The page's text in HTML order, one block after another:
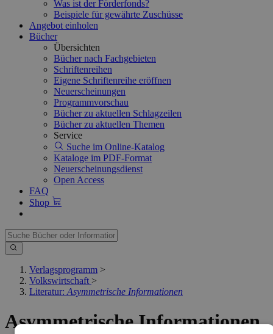
Was ist der Förderfonds?
Beispiele für gewährte Zuschüsse
Angebot einholen
Bücher
Übersichten
Bücher nach Fachgebieten
Schriftenreihen
Eigene Schriftenreihe eröffnen
Neuerscheinungen
Programmvorschau
Bücher zu aktuellen Schlagzeilen
Bücher zu aktuellen Themen
Service
Suche im Online-Katalog
Kataloge im PDF-Format
Neuerscheinungsdienst
Open Access
FAQ
Shop
Verlagsprogramm >
Volkswirtschaft >
Literatur: Asymmetrische Informationen
Asymmetrische Informationen